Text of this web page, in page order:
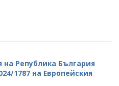
Република България
1787 на Европейския